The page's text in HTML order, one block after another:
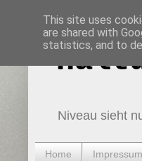
Niveau sieht
Home Impressum
This site uses
are shared with
statistics, and to